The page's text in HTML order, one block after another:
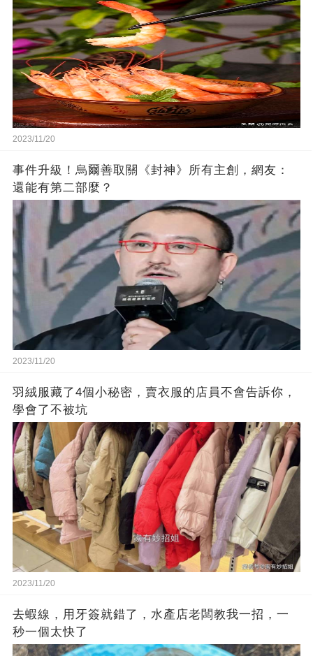
2023/11/20
事件升級！烏爾善取關《封神》所有主創，網友：
還能有第二部麼？
2023/11/20
羽絨服藏了4個小秘密，賣衣服的店員不會告訴你，
學會了不被坑
2023/11/20
去蝦線，用牙簽就錯了，水產店老闆教我一招，一
秒一個太快了